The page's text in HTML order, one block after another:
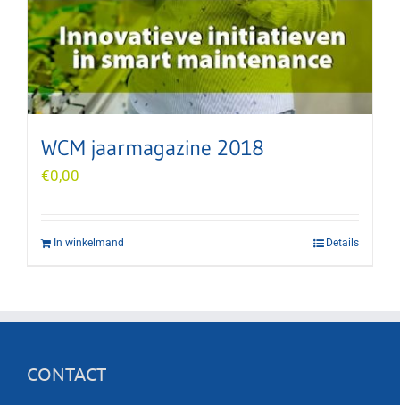
WCM jaarmagazine 2018
€0,00
In winkelmand Details
CONTACT